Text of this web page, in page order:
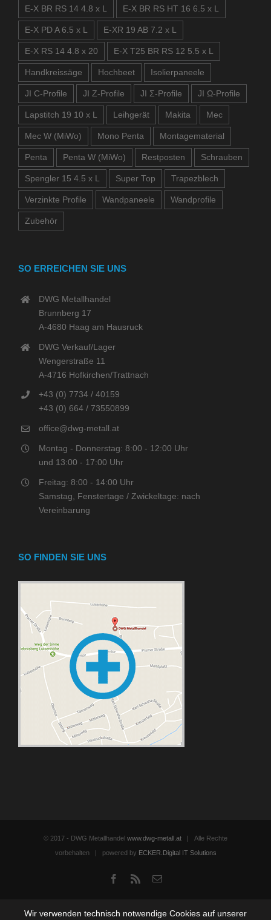
E-X BR RS 14 4.8 x L E-X BR RS HT 16 6.5 x L
E-X PD A 6.5 x L E-XR 19 AB 7.2 x L
E-X RS 14 4.8 x 20 E-X T25 BR RS 12 5.5 x L
Handkreissäge Hochbeet Isolierpaneele
JI C-Profile JI Z-Profile JI Σ-Profile JI Ω-Profile
Lapstitch 19 10 x L Leihgerät Makita Mec
Mec W (MiWo) Mono Penta Montagematerial
Penta Penta W (MiWo) Restposten Schrauben
Spengler 15 4.5 x L Super Top Trapezblech
Verzinkte Profile Wandpaneele Wandprofile
Zubehör
SO ERREICHEN SIE UNS
DWG Metallhandel
Brunnberg 17
A-4680 Haag am Hausruck
DWG Verkauf/Lager
Wengerstraße 11
A-4716 Hofkirchen/Trattnach
+43 (0) 7734 / 40159
+43 (0) 664 / 73550899
office@dwg-metall.at
Montag - Donnerstag: 8:00 - 12:00 Uhr
und 13:00 - 17:00 Uhr
Freitag: 8:00 - 14:00 Uhr
Samstag, Fenstertage / Zwickeltage: nach
Vereinbarung
SO FINDEN SIE UNS
© 2017 - DWG Metallhandel www.dwg-metall.at | Alle Rechte
vorbehalten | powered by ECKER.Digital IT Solutions
Facebook
Rss Email
Wir verwenden technisch notwendige Cookies auf unserer